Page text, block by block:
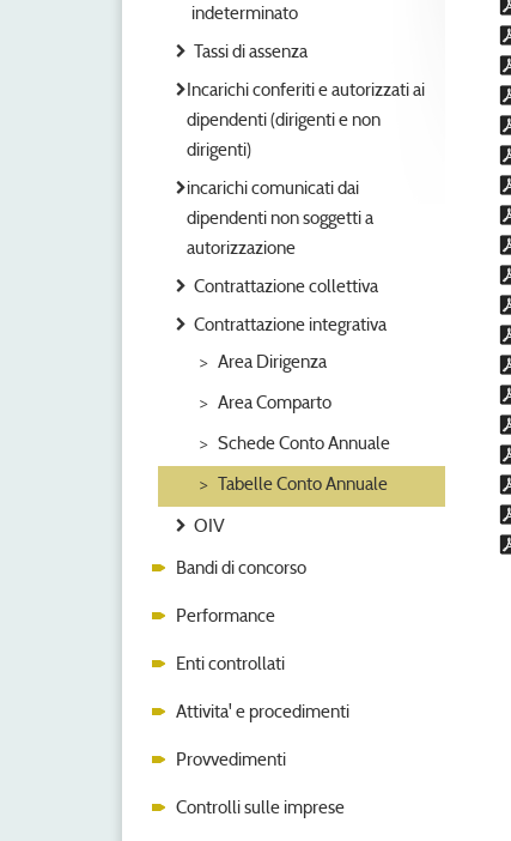
indeterminato
Tassi di assenza
Incarichi conferiti e autorizzati ai
dipendenti (dirigenti e non
dirigenti)
incarichi comunicati dai
dipendenti non soggetti a
autorizzazione
Contrattazione collettiva
Contrattazione integrativa
Area Dirigenza
Area Comparto
Schede Conto Annuale
Tabelle Conto Annuale
OIV
Bandi di concorso
Performance
Enti controllati
Attivita' e procedimenti
Provvedimenti
Controlli sulle imprese